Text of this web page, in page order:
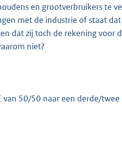
en grootverbruikers te
met de industrie of staat
dat zij toch de rekening voor
niet?
50/50 naar een derde/